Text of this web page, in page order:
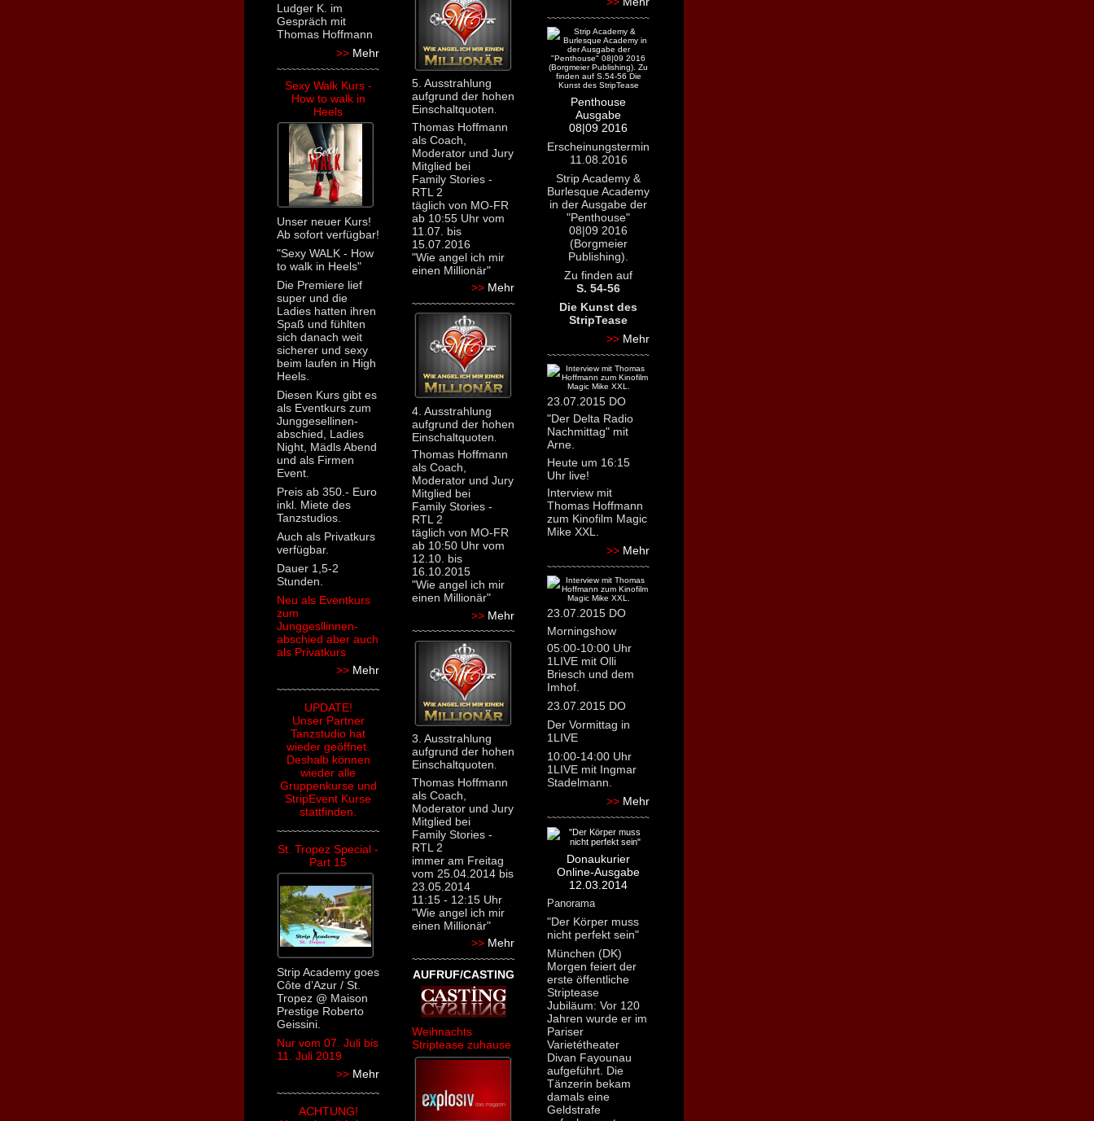
Ludger K. im
Gespräch mit
Thomas Hoffmann
>> Mehr
~~~~~~~~~~~~~~~~~~~~~
Sexy Walk Kurs -
How to walk in
Heels
Unser neuer Kurs!
Ab sofort verfügbar!
"Sexy WALK - How
to walk in Heels"
Die Premiere lief
super und die
Ladies hatten ihren
Spaß und fühlten
sich danach weit
sicherer und sexy
beim laufen in High
Heels.
Diesen Kurs gibt es
als Eventkurs zum
Junggesellinen-
abschied, Ladies
Night, Mädls Abend
und als Firmen
Event.
Preis ab 350.- Euro
inkl. Miete des
Tanzstudios.
Auch als Privatkurs
verfügbar.
Dauer 1,5-2
Stunden.
Neu als Eventkurs
zum
Junggesllinnen-
abschied aber auch
als Privatkurs
>> Mehr
~~~~~~~~~~~~~~~~~~~~~
UPDATE!
Unser Partner
Tanzstudio hat
wieder geöffnet.
Deshalb können
wieder alle
Gruppenkurse und
StripEvent Kurse
stattfinden.
~~~~~~~~~~~~~~~~~~~~~
St. Tropez Special -
Part 15
Strip Academy goes
Côte d’Azur / St.
Tropez @ Maison
Prestige Roberto
Geissini.
Nur vom 07. Juli bis
11. Juli 2019
>> Mehr
~~~~~~~~~~~~~~~~~~~~~
ACHTUNG!
5. Ausstrahlung
aufgrund der hohen
Einschaltquoten
Thomas Hoffmann
als Coach,
Moderator und Jury
Mitglied bei
Family Stories -
RTL 2
täglich von MO-FR
ab 10:55 Uhr vom
11.07. bis
15.07.2016
"Wie angel ich mir
einen Millionär"
>> Mehr
~~~~~~~~~~~~~~~~~~~~~
4. Ausstrahlung
aufgrund der hohen
Einschaltquoten
Thomas Hoffmann
als Coach,
Moderator und Jury
Mitglied bei
Family Stories -
RTL 2
täglich von MO-FR
ab 10:50 Uhr vom
12.10. bis
16.10.2015
"Wie angel ich mir
einen Millionär"
>> Mehr
~~~~~~~~~~~~~~~~~~~~~
3. Ausstrahlung
aufgrund der hohen
Einschaltquoten
Thomas Hoffmann
als Coach,
Moderator und Jury
Mitglied bei
Family Stories -
RTL 2
immer am Freitag
vom 25.04.2014 bis
23.05.2014
11:15 - 12:15 Uhr
"Wie angel ich mir
einen Millionär"
>> Mehr
~~~~~~~~~~~~~~~~~~~~~
AUFRUF/CASTING
Weihnachts
Striptease zuhause
~~~~~~~~~~~~~~~~~~~~~
Penthouse
Ausgabe
08|09 2016
Erscheinungstermin
11.08.2016
Strip Academy &
Burlesque Academy
in der Ausgabe der
"Penthouse"
08|09 2016
(Borgmeier
Publishing).
Zu finden auf
S. 54-56
Die Kunst des
StripTease
>> Mehr
~~~~~~~~~~~~~~~~~~~~~
23.07.2015 DO
"Der Delta Radio
Nachmittag" mit
Arne.
Heute um 16:15
Uhr live!
Interview mit
Thomas Hoffmann
zum Kinofilm Magic
Mike XXL.
>> Mehr
~~~~~~~~~~~~~~~~~~~~~
23.07.2015 DO
Morningshow
05:00-10:00 Uhr
1LIVE mit Olli
Briesch und dem
Imhof.
23.07.2015 DO
Der Vormittag in
1LIVE
10:00-14:00 Uhr
1LIVE mit Ingmar
Stadelmann.
>> Mehr
~~~~~~~~~~~~~~~~~~~~~
Donaukurier
Online-Ausgabe
12.03.2014
Panorama
"Der Körper muss
nicht perfekt sein"
München (DK)
Morgen feiert der
erste öffentliche
Striptease
Jubiläum: Vor 120
Jahren wurde er im
Pariser
Varietétheater
Divan Fayounau
aufgeführt. Die
Tänzerin bekam
damals eine
Geldstrafe